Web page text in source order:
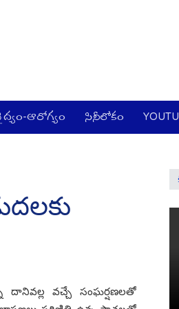
ఆరోగ్యం సినీలోకం
దానివల్ల వచ్చే సంఘర్షణలతో